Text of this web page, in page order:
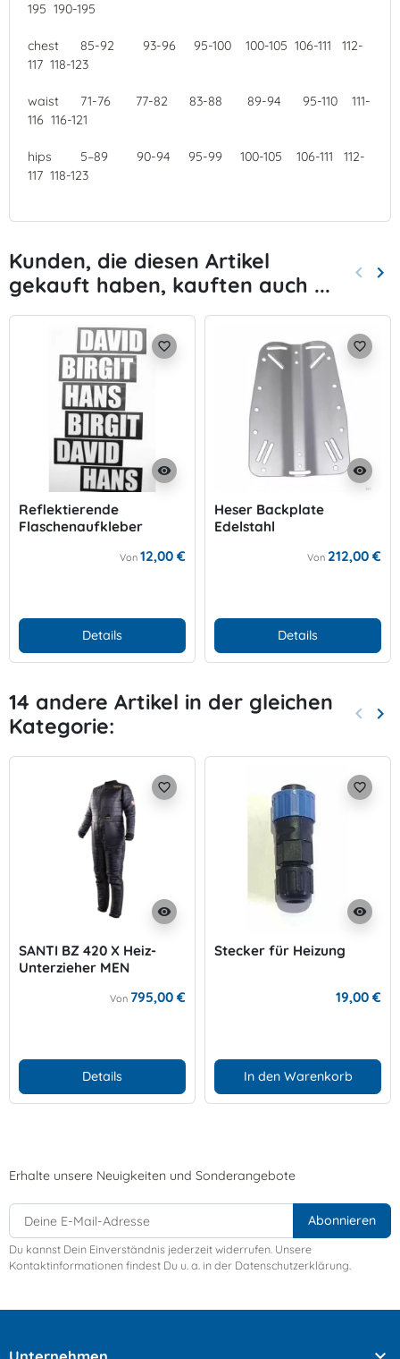
195 190-195
chest 85-92 93-96 95-100 100-105 106-111 112-
117 118-123
waist 71-76 77-82 83-88 89-94 95-110 111-
116 116-121
hips 5–89 90-94 95-99 100-105 106-111 112-
117 118-123
Kunden, die diesen Artikel
gekauft haben, kauften auch ...
Zurück
keyboard_arrow_left keyboard_arrow_right
visibility
favorite_border
Reflektierende
Flaschenaufkleber
Von 12,00 €
Details
visibility
favorite_border
Heser Backplate
Edelstahl
Von 212,00 €
Details
14 andere Artikel in der gleichen
Kategorie:
Zurück
keyboard_arrow_left keyboard_arrow_right
visibility
favorite_border
SANTI BZ 420 X Heiz-
Unterzieher MEN
Von 795,00 €
Details
visibility
favorite_border
Stecker für Heizung
19,00 €
In den Warenkorb
Erhalte unsere Neuigkeiten und Sonderangebote
Du kannst Dein Einverständnis jederzeit widerrufen. Unsere
Kontaktinformationen findest Du u. a. in der Datenschutzerklärung.